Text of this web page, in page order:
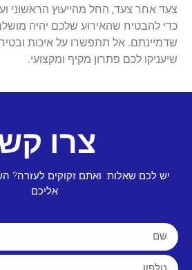
צעד אחר צעד, החל מהייעוץ הראשוני
כדי להבטיח שהאירוע שלכם יהיה
שדמיינתם. אל תתפשרו על איכות
שיעניקו לכם פתרון מקיף ומקצועי.
צרו
יש לכם שאלות ואתם זקוקים לעזרה?
אליכם